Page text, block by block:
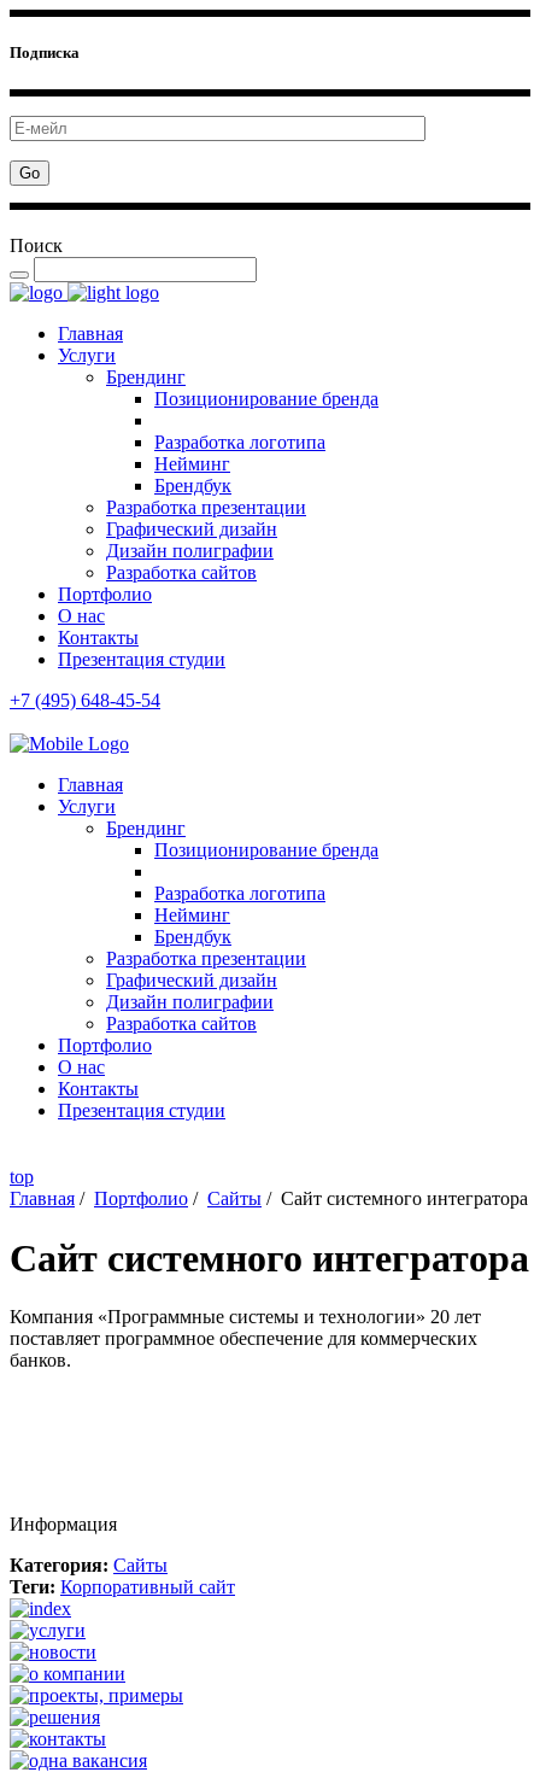
Подписка
Поиск
Главная
Услуги
Брендинг
Позиционирование бренда
Разработка логотипа
Нейминг
Брендбук
Разработка презентации
Графический дизайн
Дизайн полиграфии
Разработка сайтов
Портфолио
О нас
Контакты
Презентация студии
+7 (495) 648-45-54
Главная
Услуги
Брендинг
Позиционирование бренда
Разработка логотипа
Нейминг
Брендбук
Разработка презентации
Графический дизайн
Дизайн полиграфии
Разработка сайтов
Портфолио
О нас
Контакты
Презентация студии
top
Главная / Портфолио / Сайты / Сайт системного интегратора
Сайт системного интегратора
Компания «Программные системы и технологии» 20 лет
поставляет программное обеспечение для коммерческих
банков.
Информация
Категория: Сайты
Теги: Корпоративный сайт